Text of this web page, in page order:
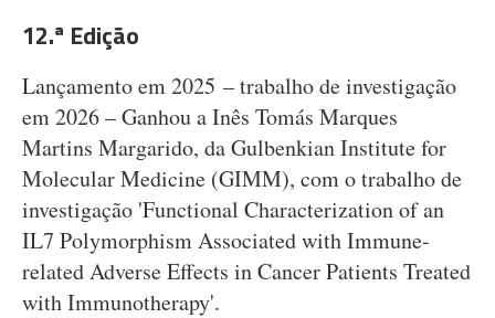
12.ª Edição
Lançamento em 2025 – trabalho de investigação
em 2026 – Ganhou a Inês Tomás Marques
Martins Margarido, da Gulbenkian Institute for
Molecular Medicine (GIMM), com o trabalho de
investigação 'Functional Characterization of an
IL7 Polymorphism Associated with Immune-
related Adverse Effects in Cancer Patients Treated
with Immunotherapy'.